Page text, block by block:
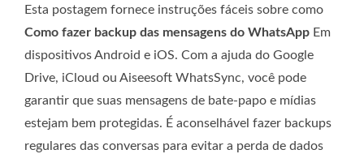
Esta postagem fornece instruções fáceis sobre como
Como fazer backup das mensagens do WhatsApp Em
dispositivos Android e iOS. Com a ajuda do Google
Drive, iCloud ou Aiseesoft WhatsSync, você pode
garantir que suas mensagens de bate-papo e mídias
estejam bem protegidas. É aconselhável fazer backups
regulares das conversas para evitar a perda de dados